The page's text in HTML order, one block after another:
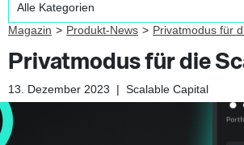
Magazin Produkt-News Privatmodus für
Privatmodus für die
13. Dezember 2023 | Scalable Capital